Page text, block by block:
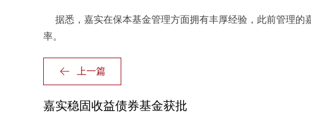
据悉，嘉实在保本基金管理方面拥有丰厚经验，此前管理的
率。
上一篇
嘉实稳固收益债券基金获批